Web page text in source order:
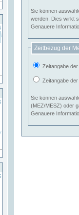
Sie können
werden.
Genauere
Zeitbezug der
Zeitangabe
Zeitangabe
Sie können
(MEZ/MESZ) oder
Genauere